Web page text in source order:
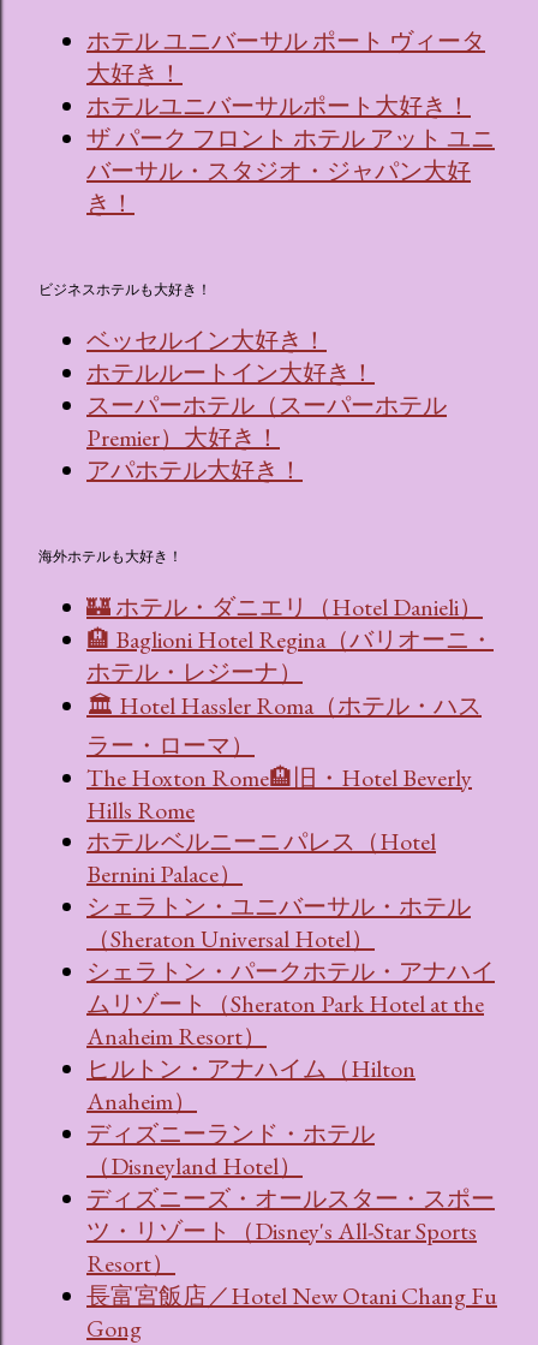
ホテル ユニバーサル ポート ヴィータ
大好き！
ホテルユニバーサルポート大好き！
ザ パーク フロント ホテル アット ユニ
バーサル・スタジオ・ジャパン大好
き！
ビジネスホテルも大好き！
ベッセルイン大好き！
ホテルルートイン大好き！
スーパーホテル（スーパーホテル
Premier）大好き！
アパホテル大好き！
海外ホテルも大好き！
🏰 ホテル・ダニエリ（Hotel Danieli）
🏨 Baglioni Hotel Regina（バリオーニ・
ホテル・レジーナ）
🏛 Hotel Hassler Roma（ホテル・ハス
ラー・ローマ）
The Hoxton Rome🏨旧・Hotel Beverly
Hills Rome
ホテル ベルニーニ パレス（Hotel
Bernini Palace）
シェラトン・ユニバーサル・ホテル
（Sheraton Universal Hotel）
シェラトン・パークホテル・アナハイ
ムリゾート（Sheraton Park Hotel at the
Anaheim Resort）
ヒルトン・アナハイム（Hilton
Anaheim）
ディズニーランド・ホテル
（Disneyland Hotel）
ディズニーズ・オールスター・スポー
ツ・リゾート（Disney's All-Star Sports
Resort）
長富宮飯店／Hotel New Otani Chang Fu
Gong